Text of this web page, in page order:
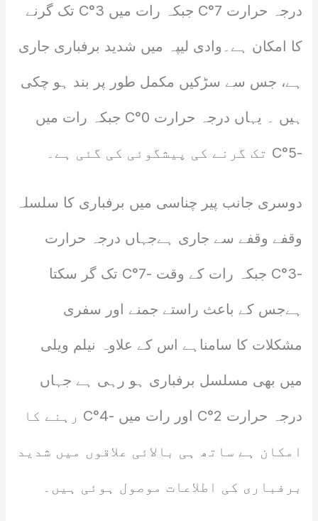
درجہ حرارت 7°C جبکہ رات میں 3°C تک گرنے
کا امکان ہے۔وادی لیپہ میں شدید برفباری جاری
ہے، جس سے سڑکیں مکمل طور پر بند ہو چکی
ہیں ۔ یہاں درجہ حرارت 0°C جبکہ رات میں
-5°C تک گرنے کی پیشگوئی کی گئی ہے۔
دوسری جانب پیر چناسی میں برفباری کا سلسلہ
وقفے وقفے سے جاری ہےجہاں درجہ حرارت
-3°C جبکہ رات کے وقت -7°C تک گر سکتا
ہےجس کے باعث راستے جمنے اور سفری
مشکلات کا سامناہے اس کے علاوہ نیلم ویلی
میں بھی مسلسل برفباری ہو رہی ہے جہاں
درجہ حرارت 2°C اور رات میں -4°C رہنے کا
امکان ہے ساتھ ہی بالائی علاقوں میں شدید
برفباری کی اطلاعات موصول ہوئی ہیں۔